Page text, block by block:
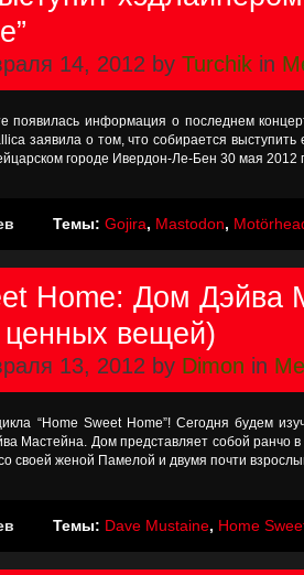
14, 2012 by Turchik in
появилась информация о последнем
заявила о том, что собирается
городе Ивердон-Ле-Бен 30 мая 2012
Темы: Gojira, Mastodon,
Home: Дом Дэйва
вещей)
13, 2012 by Dimon in
“Home Sweet Home”! Сегодня будем
Мастейна. Дом представляет собой ранчо
своей женой Памелой и двумя почти
Темы: Dave Mustaine, Home